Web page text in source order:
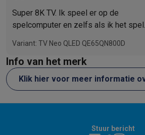
Super 8K TV. Ik speel er op de
spelcomputer en zelfs als ik het spel
formaat gebruikt, is het beeld
Variant: TV Neo QLED QE65QN800D
Info van het merk
Klik hier voor meer informatie
Stuur bericht